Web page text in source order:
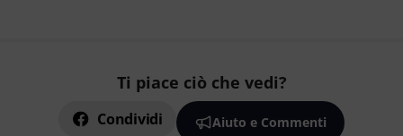
Ti piace ciò che vedi?
Condividi Aiuto e Commenti